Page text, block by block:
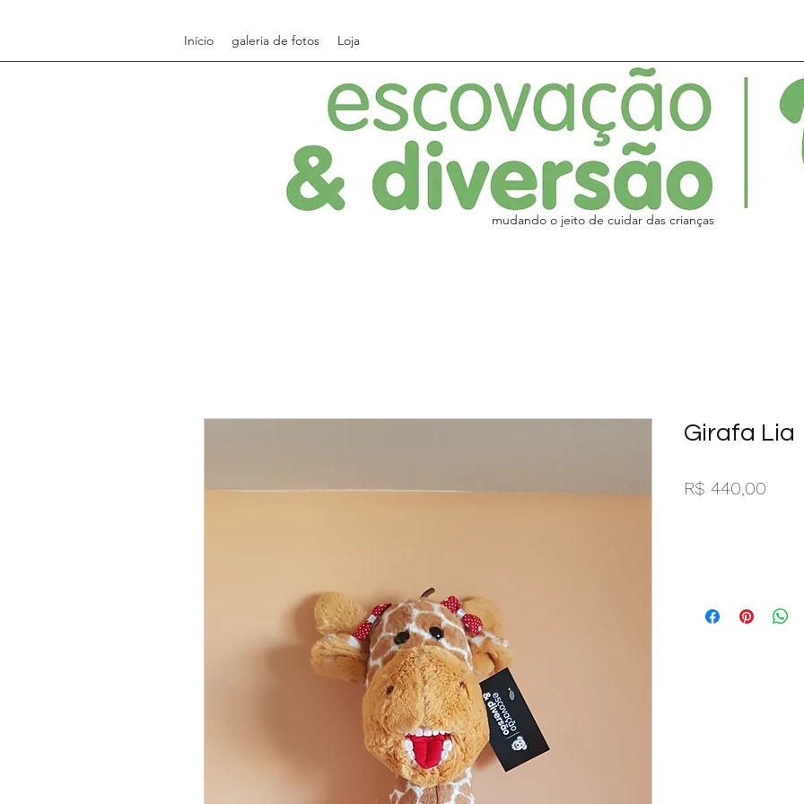
Início galeria de fotos Loja
mudando o jeito de cuidar das crianças
Girafa Lia
R$ 440,00